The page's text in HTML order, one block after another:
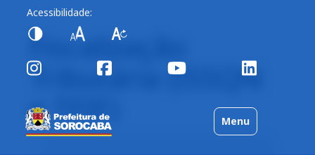
Acessibilidade:
Toggle
navigation
Menu
Fiscalização
Tributária (ISSQN
e TFIF)